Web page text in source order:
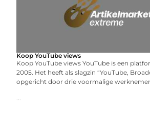
Koop YouTube views
Koop YouTube views YouTube is een
2005. Het heeft als slagzin “YouTube,
opgericht door drie voormalige
...